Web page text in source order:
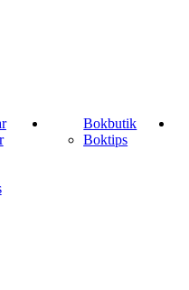
Bokbutik
Boktips